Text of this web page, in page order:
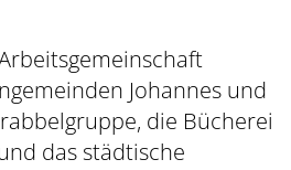
Johannes und
die Bücherei
das städtische